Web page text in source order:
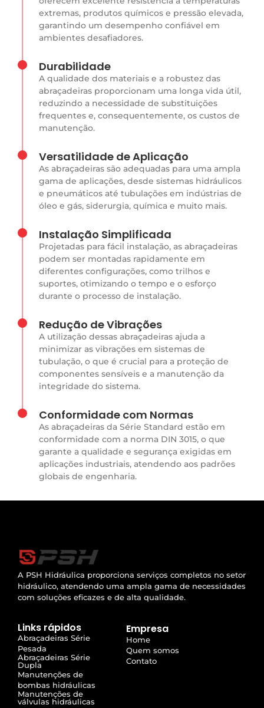
extremas, produtos químicos e pressão elevada,
garantindo um desempenho confiável em
ambientes desafiadores.
Durabilidade
A qualidade dos materiais e a robustez das
abraçadeiras proporcionam uma longa vida útil,
reduzindo a necessidade de substituições
frequentes e, consequentemente, os custos de
manutenção.
Versatilidade de Aplicação
As abraçadeiras são adequadas para uma ampla
gama de aplicações, desde sistemas hidráulicos
e pneumáticos até tubulações em indústrias de
óleo e gás, siderurgia, química e muito mais.
Instalação Simplificada
Projetadas para fácil instalação, as abraçadeiras
podem ser montadas rapidamente em
diferentes configurações, como trilhos e
suportes, otimizando o tempo e o esforço
durante o processo de instalação.
Redução de Vibrações
A utilização dessas abraçadeiras ajuda a
minimizar as vibrações em sistemas de
tubulação, o que é crucial para a proteção de
componentes sensíveis e a manutenção da
integridade do sistema.
Conformidade com Normas
As abraçadeiras da Série Standard estão em
conformidade com a norma DIN 3015, o que
garante a qualidade e segurança exigidas em
aplicações industriais, atendendo aos padrões
globais de engenharia.
A PSH Hidráulica proporciona serviços completos no setor
hidráulico, atendendo uma ampla gama de necessidades
com soluções eficazes e de alta qualidade.
Links rápidos
Abraçadeiras Série
Pesada
Abraçadeiras Série
Dupla
Manutenções de
bombas hidráulicas
Manutenções de
válvulas hidráulicas
Empresa
Home
Quem somos
Contato